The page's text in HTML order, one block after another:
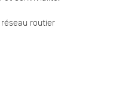
routier